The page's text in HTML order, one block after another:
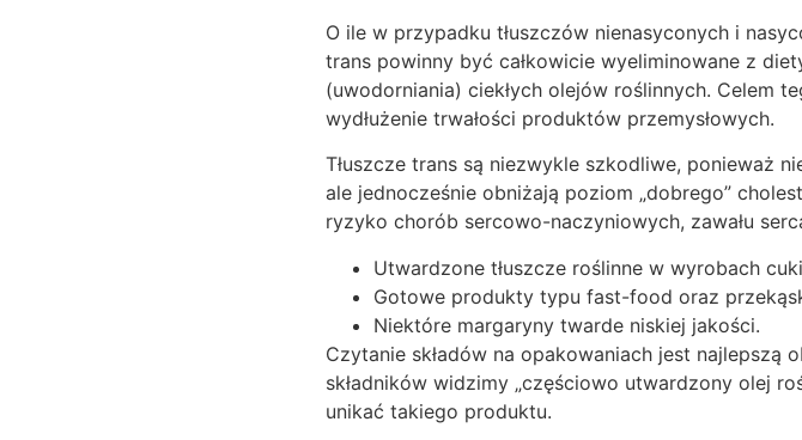
O ile w przypadku tłuszczów nienasyconych i
trans powinny być całkowicie wyeliminowane z
(uwodorniania) ciekłych olejów roślinnych. Celem
wydłużenie trwałości produktów przemysłowych.
Tłuszcze trans są niezwykle szkodliwe, ponieważ
ale jednocześnie obniżają poziom „dobrego”
ryzyko chorób sercowo-naczyniowych, zawału
Utwardzone tłuszcze roślinne w wyrobach
Gotowe produkty typu fast-food oraz
Niektóre margaryny twarde niskiej jakości.
Czytanie składów na opakowaniach jest najlepszą
składników widzimy „częściowo utwardzony olej
unikać takiego produktu.